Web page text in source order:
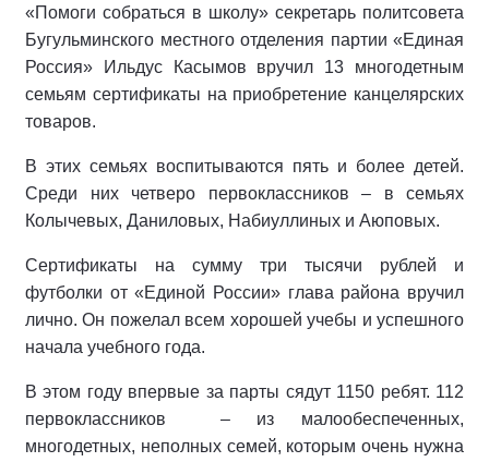
«Помоги собраться в школу» секретарь политсовета
Бугульминского местного отделения партии «Единая
Россия» Ильдус Касымов вручил 13 многодетным
семьям сертификаты на приобретение канцелярских
товаров.
В этих семьях воспитываются пять и более детей.
Среди них четверо первоклассников – в семьях
Колычевых, Даниловых, Набиуллиных и Аюповых.
Сертификаты на сумму три тысячи рублей и
футболки от «Единой России» глава района вручил
лично. Он пожелал всем хорошей учебы и успешного
начала учебного года.
В этом году впервые за парты сядут 1150 ребят. 112
первоклассников – из малообеспеченных,
многодетных, неполных семей, которым очень нужна